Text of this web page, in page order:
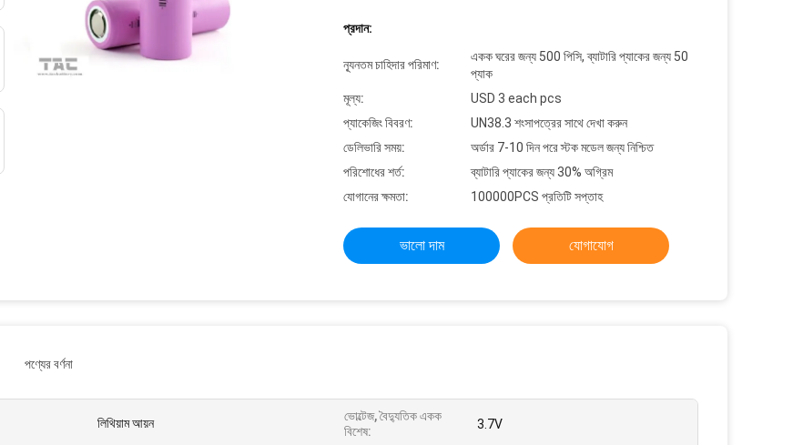
প্রদান:
ন্যূনতম চাহিদার পরিমাণ:
একক ঘরের জন্য 500 পিসি, ব্যাটারি প্যাকের জন্য 50
প্যাক
মূল্য:
USD 3 each pcs
প্যাকেজিং বিবরণ:
UN38.3 শংসাপত্রের সাথে দেখা করুন
ডেলিভারি সময়:
অর্ডার 7-10 দিন পরে স্টক মডেল জন্য নিশ্চিত
পরিশোধের শর্ত:
ব্যাটারি প্যাকের জন্য 30% অগ্রিম
যোগানের ক্ষমতা:
100000PCS প্রতিটি সপ্তাহ
ভালো দাম যোগাযোগ
পণ্যের বর্ণনা
লিথিয়াম আয়ন
ভোল্টেজ, বৈদ্যুতিক একক
বিশেষ:
3.7V